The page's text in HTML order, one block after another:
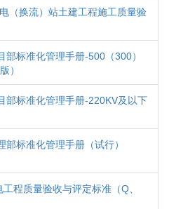
（换流）站土建工程施工质量验
部标准化管理手册-500（300）
）
部标准化管理手册-220KV及以下
标准化管理手册（试行）
程质量验收与评定标准（Q、